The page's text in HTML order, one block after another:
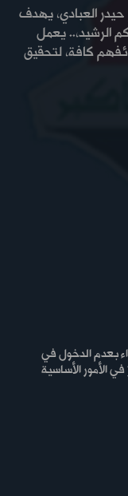
العبادي، يهدف
الرشيد،.. يعمل
كافة، لتحقيق
بعدم الدخول في
الأمور الأساسية